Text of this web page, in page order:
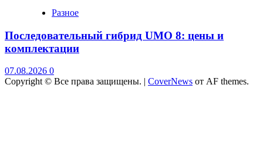
Разное
Последовательный гибрид UMO 8: цены и
комплектации
07.08.2026 0
Copyright © Все права защищены. | CoverNews от AF themes.